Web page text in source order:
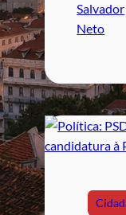
Salvador
Neto